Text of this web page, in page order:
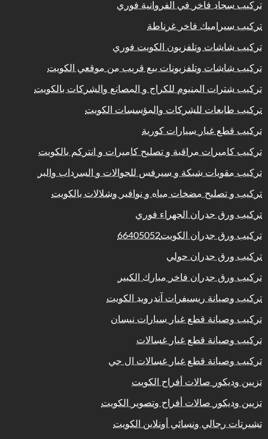
تركيب سجاد فاخر في الفروانية فوري
تركيب سيراميك فاخر غرناطة
تركيب شاشات وتلفزيون الكويت فوري
تركيب شاشات وتلفزيونات بيع قريب من موقعي الكويت
تركيب شترات المنيوم للكراج و المصانع والشركات بالكويت
تركيب طابعات للشركات والمؤسسات الكويت
تركيب قطع غيار سيارات كورية
تركيب كاميرات مراقبة و تصليح كاميرات و انتركم بالكويت
تركيب مقويات شبكة و سيرفس للجوالات و السرداب والبر
تركيب و تصليح مضخات مياه و نوافير وشلالات بالكويت
تركيب ورق جدران الجهراء فوري
تركيب ورق جدران الكويت66405052
تركيب ورق جدران حولي
تركيب ورق جدران فاخر مبارك الكبير
تركيب وصيانة ريسيفرات آندرويد الكويت
تركيب وصيانة قطع غيار سيارات نيسان
تركيب وصيانة قطع غيار غسالات
تركيب وصيانة قطع غيار غسالات ال جي
تزيين وديكور صالات أفراح الكويت
تزيين وديكور صالات أفراح وتصوير الكويت
تشيرتات رجالي ونسائي أونلاين الكويت